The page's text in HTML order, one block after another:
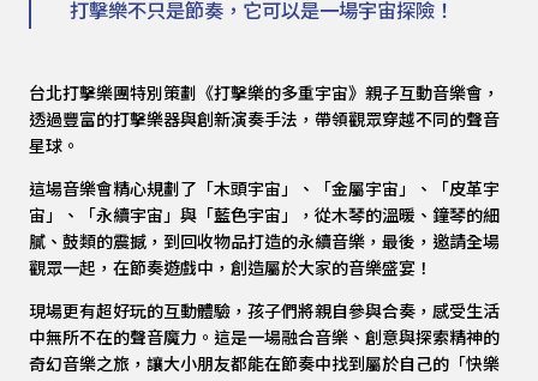
打擊樂不只是節奏，它可以是一場宇宙探險！
台北打擊樂團特別策劃《打擊樂的多重宇宙》親子互動音樂會，
透過豐富的打擊樂器與創新演奏手法，帶領觀眾穿越不同的聲音
星球。
這場音樂會精心規劃了「木頭宇宙」、「金屬宇宙」、「皮革宇
宙」、「永續宇宙」與「藍色宇宙」，從木琴的溫暖、鐘琴的細
膩、鼓類的震撼，到回收物品打造的永續音樂，最後，邀請全場
觀眾一起，在節奏遊戲中，創造屬於大家的音樂盛宴！
現場更有超好玩的互動體驗，孩子們將親自參與合奏，感受生活
中無所不在的聲音魔力。這是一場融合音樂、創意與探索精神的
奇幻音樂之旅，讓大小朋友都能在節奏中找到屬於自己的「快樂